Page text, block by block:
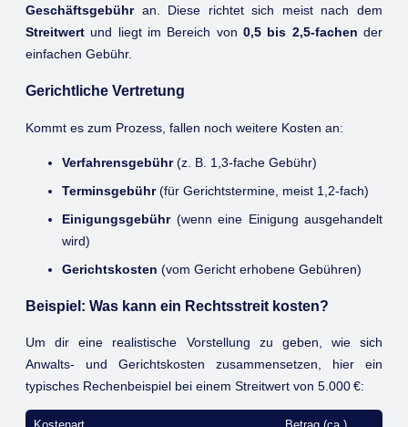
Geschäftsgebühran. Diese richtet sich meist nach dem
Streitwert und liegt im Bereich von 0,5 bis 2,5-fachen der
einfachen Gebühr.
Gerichtliche Vertretung
Kommt es zum Prozess, fallen noch weitere Kosten an:
Verfahrensgebühr(z. B. 1,3-fache Gebühr)
Terminsgebühr(für Gerichtstermine, meist 1,2-fach)
Einigungsgebühr(wenn eine Einigung ausgehandelt
wird)
Gerichtskosten (vom Gericht erhobene Gebühren)
Beispiel: Was kann ein Rechtsstreit kosten?
Um dir eine realistische Vorstellung zu geben, wie sich
Anwalts- und Gerichtskosten zusammensetzen, hier ein
typisches Rechenbeispiel bei einem Streitwert von 5.000 €: